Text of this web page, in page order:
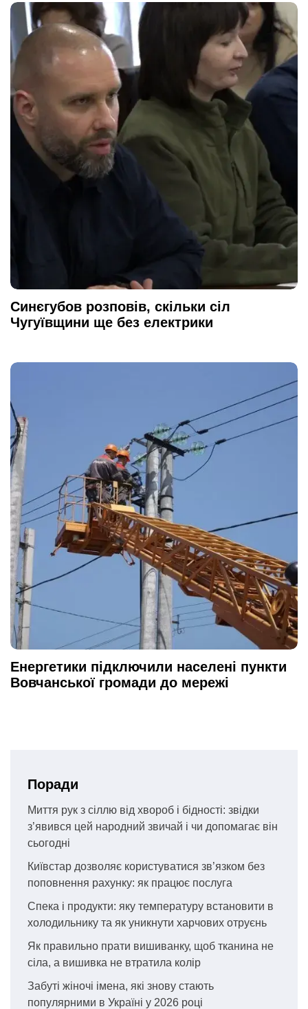
Синєгубов розповів, скільки сіл
Чугуївщини ще без електрики
Енергетики підключили населені пункти
Вовчанської громади до мережі
Поради
Миття рук з сіллю від хвороб і бідності: звідки
з’явився цей народний звичай і чи допомагає він
сьогодні
Київстар дозволяє користуватися зв’язком без
поповнення рахунку: як працює послуга
Спека і продукти: яку температуру встановити в
холодильнику та як уникнути харчових отруєнь
Як правильно прати вишиванку, щоб тканина не
сіла, а вишивка не втратила колір
Забуті жіночі імена, які знову стають
популярними в Україні у 2026 році